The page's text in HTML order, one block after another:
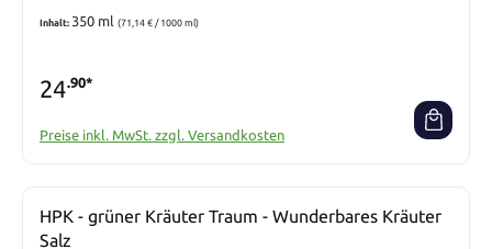
Inhalt: 350 ml (71,14 € / 1000 ml)
24.90*
Preise inkl. MwSt. zzgl. Versandkosten
HPK - grüner Kräuter Traum - Wunderbares Kräuter
Salz